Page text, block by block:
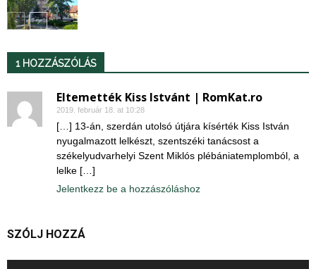
1 HOZZÁSZÓLÁS
Eltemették Kiss Istvánt | RomKat.ro
2019. február 18. at 10:28
[…] 13-án, szerdán utolsó útjára kísérték Kiss István
nyugalmazott lelkészt, szentszéki tanácsost a
székelyudvarhelyi Szent Miklós plébániatemplomból, a
lelke […]
Jelentkezz be a hozzászóláshoz
SZÓLJ HOZZÁ